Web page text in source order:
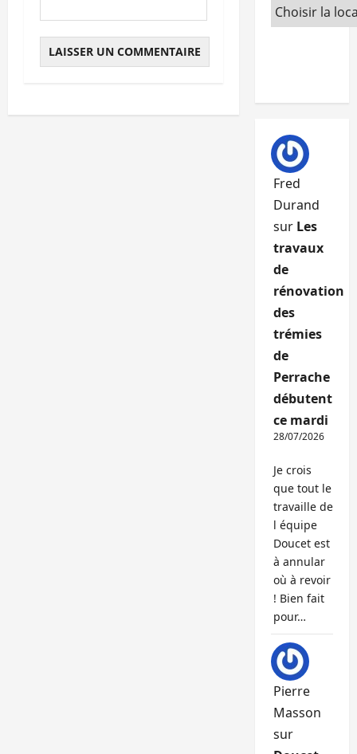
Fred
Durand
sur Les
travaux
de
rénovation
des
trémies
de
Perrache
débutent
ce mardi
28/07/2026
Je crois
que tout le
travaille de
l équipe
Doucet est
à annular
où à revoir
! Bien fait
pour…
Pierre
Masson
sur